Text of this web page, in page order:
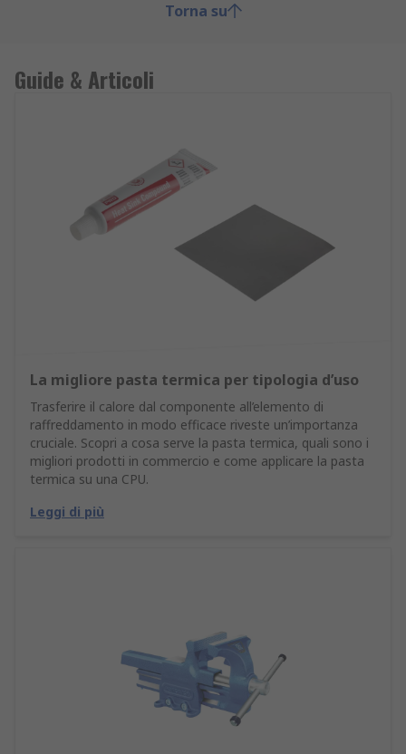
Torna su
Guide & Articoli
La migliore pasta termica per tipologia d’uso
Trasferire il calore dal componente all’elemento di
raffreddamento in modo efficace riveste un’importanza
cruciale. Scopri a cosa serve la pasta termica, quali sono i
migliori prodotti in commercio e come applicare la pasta
termica su una CPU.
Leggi di più